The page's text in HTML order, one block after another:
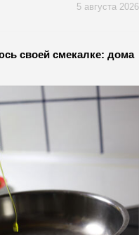
5 августа 2026
своей смекалке: дома